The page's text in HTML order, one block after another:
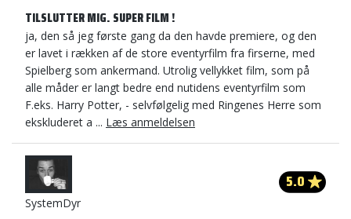
TILSLUTTER MIG. SUPER FILM !
ja, den så jeg første gang da den havde premiere, og den
er lavet i rækken af de store eventyrfilm fra firserne, med
Spielberg som ankermand. Utrolig vellykket film, som på
alle måder er langt bedre end nutidens eventyrfilm som
F.eks. Harry Potter, - selvfølgelig med Ringenes Herre som
ekskluderet a ... Læs anmeldelsen
SystemDyr
5.0